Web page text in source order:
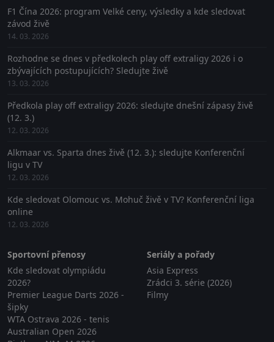
F1 Čína 2026: program Velké ceny, výsledky a kde sledovat
závod živě
14. 03. 2026
Rozhodne se dnes v předkolech play off extraligy 2026 i o
zbývajících postupujících? Sledujte živě
13. 03. 2026
Předkola play off extraligy 2026: sledujte dnešní zápasy živě
(12. 3.)
12. 03. 2026
Alkmaar vs. Sparta dnes živě (12. 3.): sledujte Konferenční
ligu v TV
12. 03. 2026
Kde sledovat Olomouc vs. Mohuč živě v TV? Konferenční liga
online
12. 03. 2026
Sportovní přenosy
Kde sledovat olympiádu
2026?
Premier League Darts 2026 -
šipky
WTA Ostrava 2026 - tenis
Australian Open 2026
Seriály a pořady
Asia Express
Zrádci 3. série (2026)
Filmy